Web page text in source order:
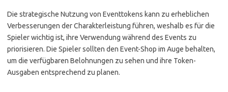
Die strategische Nutzung von Eventtokens kann zu erheblichen
Verbesserungen der Charakterleistung führen, weshalb es für die
Spieler wichtig ist, ihre Verwendung während des Events zu
priorisieren. Die Spieler sollten den Event-Shop im Auge behalten,
um die verfügbaren Belohnungen zu sehen und ihre Token-
Ausgaben entsprechend zu planen.